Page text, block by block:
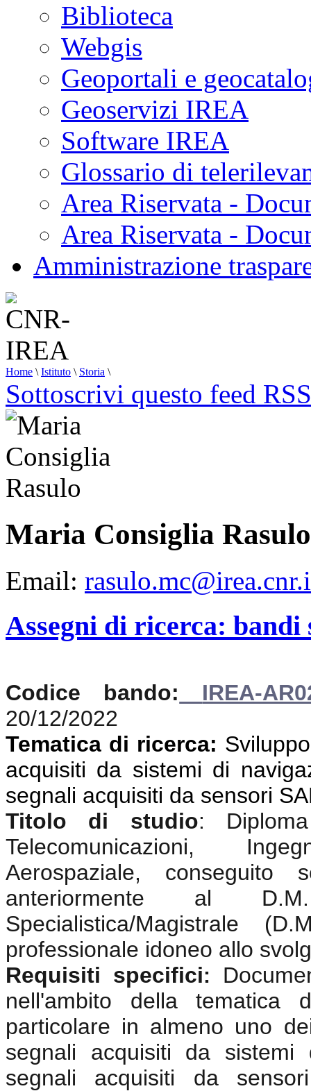
Biblioteca
Webgis
Geoportali e
Geoservizi IREA
Software IREA
Glossario di
Area Riservata -
Area Riservata -
Amministrazione
Home \ Istituto \ Storia \
Sottoscrivi questo feed RSS
Maria Consiglia Rasulo
Email:
Assegni di ricerca: bandi
Codice bando:
IREA-
20/12/2022
Tematica di ricerca:
acquisiti da sistemi di
segnali acquisiti da sensori
Titolo di studio:
Telecomunicazioni,
Aerospaziale,
anteriormente al
Specialistica/Magistrale
professionale idoneo allo
Requisiti specifici:
nell'ambito della
particolare in almeno uno
segnali acquisiti da sistemi
segnali acquisiti da